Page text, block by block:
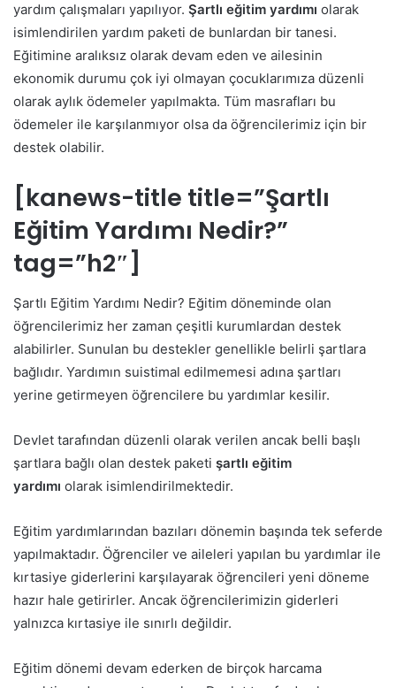
yardım çalışmaları yapılıyor. Şartlı eğitim yardımı olarak
isimlendirilen yardım paketi de bunlardan bir tanesi.
Eğitimine aralıksız olarak devam eden ve ailesinin
ekonomik durumu çok iyi olmayan çocuklarımıza düzenli
olarak aylık ödemeler yapılmakta. Tüm masrafları bu
ödemeler ile karşılanmıyor olsa da öğrencilerimiz için bir
destek olabilir.
[kanews-title title=”Şartlı
Eğitim Yardımı Nedir?”
tag=”h2″]
Şartlı Eğitim Yardımı Nedir? Eğitim döneminde olan
öğrencilerimiz her zaman çeşitli kurumlardan destek
alabilirler. Sunulan bu destekler genellikle belirli şartlara
bağlıdır. Yardımın suistimal edilmemesi adına şartları
yerine getirmeyen öğrencilere bu yardımlar kesilir.
Devlet tarafından düzenli olarak verilen ancak belli başlı
şartlara bağlı olan destek paketi şartlı eğitim
yardımı olarak isimlendirilmektedir.
Eğitim yardımlarından bazıları dönemin başında tek seferde
yapılmaktadır. Öğrenciler ve aileleri yapılan bu yardımlar ile
kırtasiye giderlerini karşılayarak öğrencileri yeni döneme
hazır hale getirirler. Ancak öğrencilerimizin giderleri
yalnızca kırtasiye ile sınırlı değildir.
Eğitim dönemi devam ederken de birçok harcama